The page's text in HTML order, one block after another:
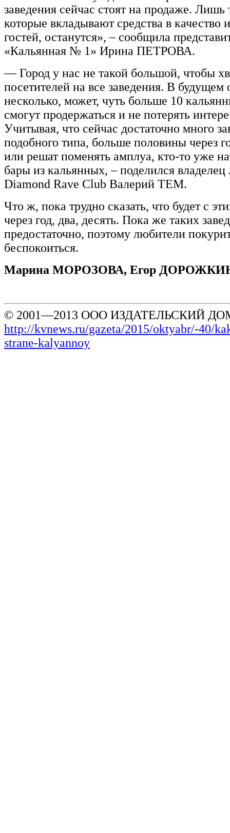
заведения сейчас стоят на продаже. Лишь
которые вкладывают средства в качество
гостей, останутся», – сообщила
«Кальянная № 1» Ирина ПЕТРОВА.
— Город у нас не такой большой, чтобы
посетителей на все заведения. В будущем
несколько, может, чуть больше 10
смогут продержаться и не потерять
Учитывая, что сейчас достаточно много
подобного типа, больше половины через
или решат поменять амплуа, кто-то уже
бары из кальянных, – поделился
Diamond Rave Club Валерий ТЕМ.
Что ж, пока трудно сказать, что будет с
через год, два, десять. Пока же таких
предостаточно, поэтому любители
беспокоиться.
Марина МОРОЗОВА, Егор
© 2001—2013 ООО ИЗДАТЕЛЬСКИЙ
http://kvnews.ru/gazeta/2015/oktyabr/-40/
strane-kalyannoy